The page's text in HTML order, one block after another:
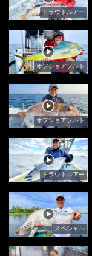
トラウトルアー
オフショアソルト
オフショアソルト
トラウトルアー
スペシャル